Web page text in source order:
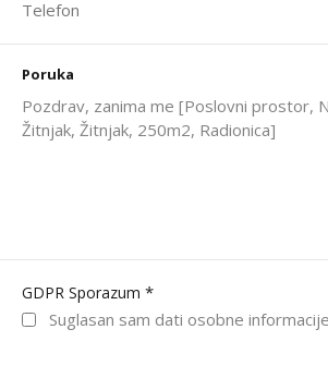
Poruka
GDPR Sporazum *
Suglasan sam dati osobne informacije